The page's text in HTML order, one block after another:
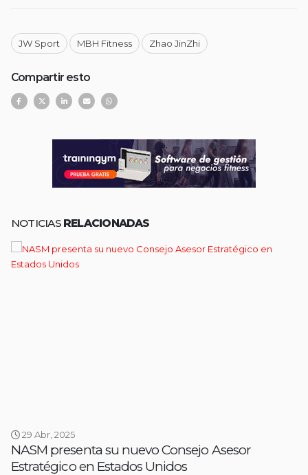
JW Sport MBH Fitness Zhao JinZhi
Compartir esto
NOTICIAS RELACIONADAS
29 Abr, 2025
NASM presenta su nuevo Consejo Asesor
Estratégico en Estados Unidos